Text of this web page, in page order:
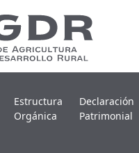
Estructura
Orgánica
Declaración
Patrimonial